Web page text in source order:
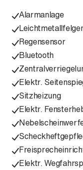
Alarmanlage
Regensensor
Bluetooth
Elektr.
Sitzheizung
Elektr.
Elektr.